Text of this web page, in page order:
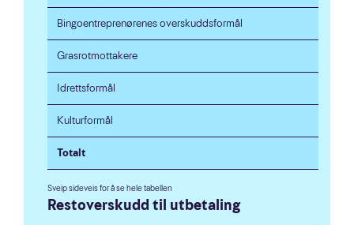
Bingoentreprenørenes overskuddsformål
Grasrotmottakere
Idrettsformål
Kulturformål
Totalt
Restoverskudd til utbetaling